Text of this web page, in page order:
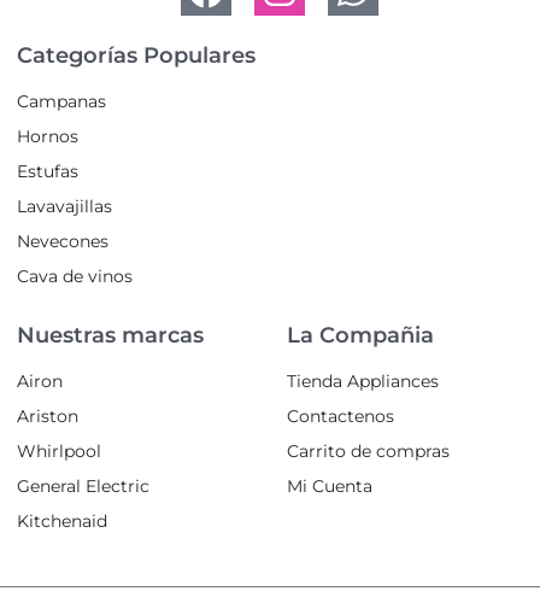
Categorías Populares
Campanas
Hornos
Estufas
Lavavajillas
Nevecones
Cava de vinos
Nuestras marcas
Airon
Ariston
Whirlpool
General Electric
Kitchenaid
La Compañia
Tienda Appliances
Contactenos
Carrito de compras
Mi Cuenta